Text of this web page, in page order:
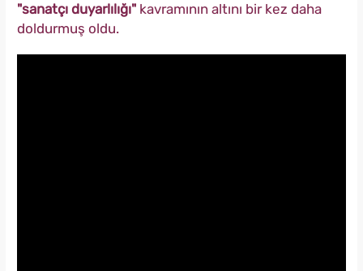
"sanatçı duyarlılığı" kavramının altını bir kez daha
doldurmuş oldu.